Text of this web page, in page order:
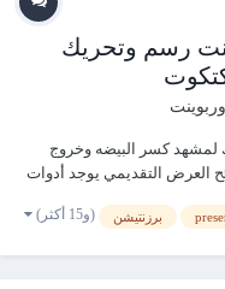
رسم وتحريك
لمشهد كسر البيضه وخروج
العرض التقديمي يوجد أدوات
برزنتيشن (و15 أكثر)